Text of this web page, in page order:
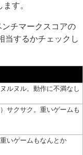
す。
チマークスコアの
当するかチェックし
ルヌル。動作に不満なし
サクサク。重いゲームも
いゲームもなんとか